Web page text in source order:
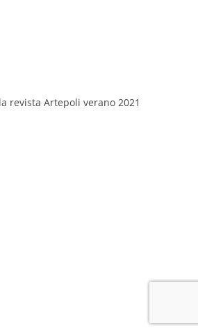
revista Artepoli verano 2021